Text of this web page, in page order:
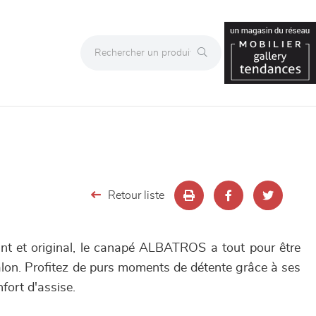
Retour liste
et original, le canapé ALBATROS a tout pour être
Profitez de purs moments de détente grâce à ses
d'assise.